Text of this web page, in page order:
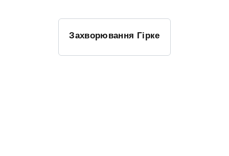
Захворювання Гірке